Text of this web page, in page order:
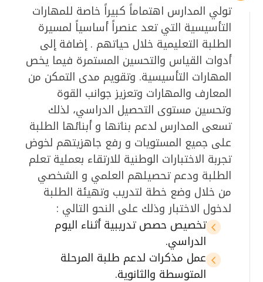
تولي المدارس اهتماماً كبيراً خاصة للمهارات
التأسيسية التي تعد عنصراً أساسياً لمسيرة
الطلبة التعليمية خلال حياتهم . إضافة إلى
أدوات القياس والتحسين المستمرة فيما يخص
المهارات التأسيسية. وتقويم مدى التمكن من
المعارف والمهارات وتعزيز جوانب القوة
وتحسين مستوى التحصيل الدراسي، لذلك
تسعى المدارس لدعم بناتها و أبنائها الطلبة
على جميع المستويات و رفع جاهزيتهم لخوض
تجربة الاختبارات الوطنية للارتقاء بعملية تعلم
الطلبة ودعم تحصيلهم العلمي و الشخصي
من خلال وضع خطة لتدريب وتهيئة الطلبة
لدخول الاختبار وذلك على النحو التالي :
4تخصيص حصص تدريبية أثناء اليوم
الدراسي.
4عمل مذكرات لدعم طلبة المرحلة
المتوسطة والثانوية.